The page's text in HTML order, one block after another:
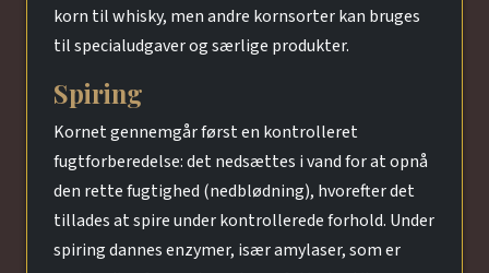
korn til whisky, men andre kornsorter kan bruges
til specialudgaver og særlige produkter.
Spiring
Kornet gennemgår først en kontrolleret
fugtforberedelse: det nedsættes i vand for at opnå
den rette fugtighed (nedblødning), hvorefter det
tillades at spire under kontrollerede forhold. Under
spiring dannes enzymer, især amylaser, som er